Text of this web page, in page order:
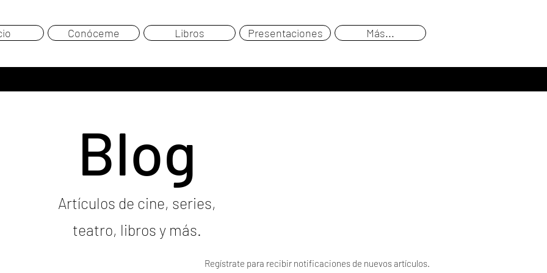
Conóceme Libros Presentaciones Más...
Blog
Artículos de cine, series,
teatro, libros y más.
Regístrate para recibir notificaciones de nuevos artículos.